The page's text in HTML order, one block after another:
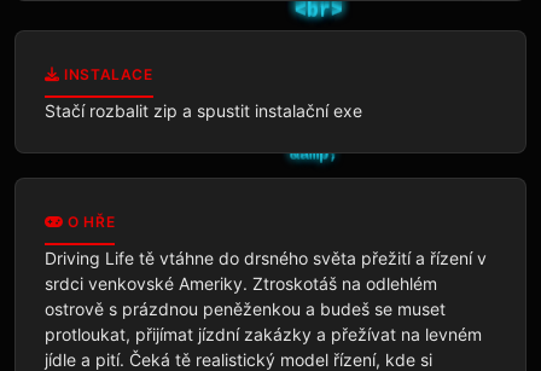
INSTALACE
Stačí rozbalit zip a spustit instalační exe
O HŘE
Driving Life tě vtáhne do drsného světa přežití a řízení v
srdci venkovské Ameriky. Ztroskotáš na odlehlém
ostrově s prázdnou peněženkou a budeš se muset
protloukat, přijímat jízdní zakázky a přežívat na levném
jídle a pití. Čeká tě realistický model řízení, kde si